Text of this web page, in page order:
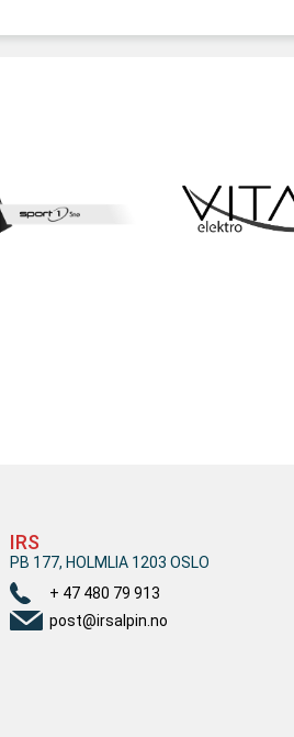
IRS
PB 177, HOLMLIA 1203 OSLO
+ 47 480 79 913
post@irsalpin.no